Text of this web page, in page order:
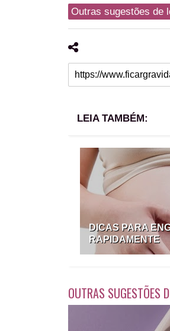
Outras sugestões de
LEIA TAMBÉM:
DICAS PARA
RAPIDAMENTE
OUTRAS SUGESTÕES